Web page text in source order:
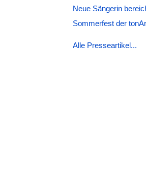
Neue Sängerin
Sommerfest der
Alle Presseartikel...